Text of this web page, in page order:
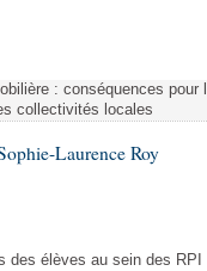
: conséquences
collectivités locales
Laurence Roy
des élèves au sein des